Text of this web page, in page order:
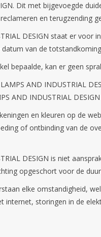
Dit met bijgevoegde
en terugzending
DESIGN staat er
van de
bepaalde, kan er geen
AND INDUSTRIAL
AND INDUSTRIAL
en kleuren op de
of ontbinding van de
DESIGN is niet
opgeschort voor de
elke omstandigheid,
internet, storingen in de